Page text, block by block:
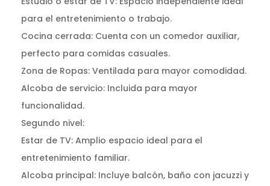
para el entretenimiento o trabajo.
Cocina cerrada: Cuenta con un comedor auxiliar,
perfecto para comidas casuales.
Zona de Ropas: Ventilada para mayor comodidad.
Alcoba de servicio: Incluida para mayor
funcionalidad.
Segundo nivel:
Estar de TV: Amplio espacio ideal para el
entretenimiento familiar.
Alcoba principal: Incluye balcón, baño con jacuzzi y